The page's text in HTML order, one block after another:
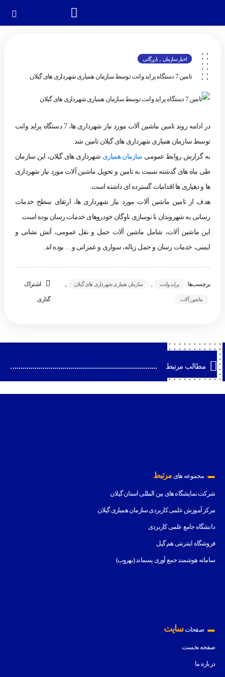
اخبار سازمان ,بازرگانی
تامین 7 دستگاه پراید وانت توسط سازمان همیاری شهرداری های گیلان
در ادامه روند تامین ماشین آلات مورد نیاز شهرداری ها، 7 دستگاه پراید وانت
توسط سازمان همیاری شهرداری های گیلان تامین شد.
به گزارش روابط عمومی سازمان همیاری شهرداری های گیلان، این سازمان
طی ماه های گذشته نسبت به تامین و تحویل ماشین آلات مورد نیاز شهرداری
ها و دهیاری ها اقدامات گسترده ای داشته است.
هدف از تامین ماشین آلات مورد نیاز شهرداری ها، ارتقای سطح خدمات
رسانی به شهروندان با نوسازی ناوگان خودروهای خدمات رسان بوده است.
این ماشین آلات، شامل ماشین آلات حمل و نقل عمومی، آتش نشانی و
ایمنی، خدمات رسان و حمل زباله، سواری و عمرانی و… بوده اند.
برچسب‌ها: پراید وانت , سازمان همیاری شهرداری های گیلان ,
ماشین آلات
اشتراک
گذاری
مطالب مرتبط
مجموعه های مرتبط
شرکت نمایشگاه های بین المللی استان گیلان
مرکز آموزش علمی کاربردی سازمان همیاری گیلان
دانشگاه جامع علمی کاربردی
فروشگاه اینترنتی هم گیل
سامانه هوشمند جمع آوری پسماند (بهروب)
صفحاتسایت
صفحه نخست
درباره ما